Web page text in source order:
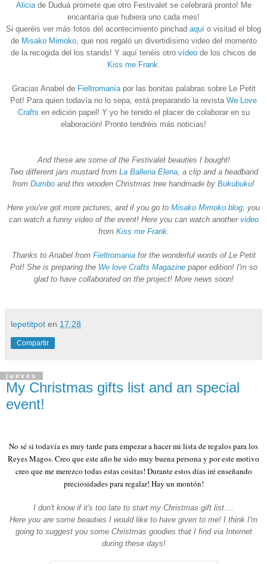
Aliciade Duduá promete que otro Festivalet se celebrará pronto! Me
encantaría que hubiera uno cada mes!
Si queréis ver más fotos del acontecimiento pinchad aquí o visitad el blog
de Misako Mimoko, que nos regaló un divertidísimo video del momento
de la recogida del los stands! Y aquí tenéis otro vídeo de los chicos de
Kiss me Frank.
Gracias Anabel de Fieltromaníapor las bonitas palabras sobre Le Petit
Pot! Para quien todavía no lo sepa, está preparando la revista We Love
Crafts en edición papel! Y yo he tenido el placer de colaborar en su
elaboración! Pronto tendréis más noticias!
And these are some of the Festivalet beauties I bought!
Two different jars mustard from La Ballena Elena, a clip and a headband
from Dumbo and this wooden Christmas tree handmade by Bukubuku!
Here you've got more pictures, and if you go to Misako Mimoko blog, you
can watch a funny video of the event! Here you can watch another video
from Kiss me Frank.
Thanks to Anabel from Fieltromaniafor the wonderful words of Le Petit
Pot! She is preparing the We love Crafts Magazinepaper edition! I'm so
glad to have collaborated on the project! More news soon!
lepetitpot en 17:28
Compartir
jueves
My Christmas gifts list and an special
event!
No sé si todavía es muy tarde para empezar a hacer mi lista de regalos para los
Reyes Magos. Creo que este año he sido muy buena persona y por este motivo
creo que me merezco todas estas cositas! Durante estos días iré enseñando
preciosidades para regalar! Hay un montón!
I don't know if it's too late to start my Christmas gift list....
Here you are some beauties I would like to have given to me! I think I'm
going to suggest you some Christmas goodies that I find via Internet
during these days!